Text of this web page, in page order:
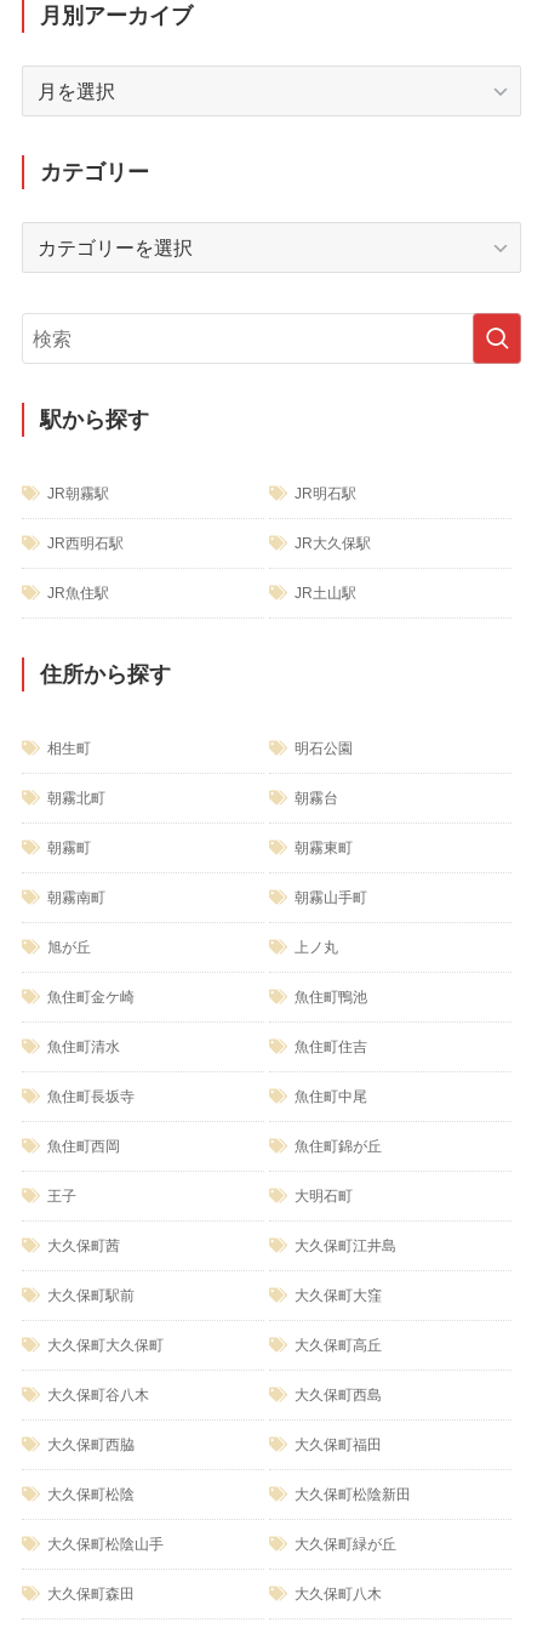
月別アーカイブ
イ
ブ
カテゴリー
リ
ー
駅から探す
JR朝霧駅 JR明石駅
JR西明石駅 JR大久保駅
JR魚住駅 JR土山駅
住所から探す
相生町 明石公園
朝霧北町 朝霧台
朝霧町 朝霧東町
朝霧南町 朝霧山手町
旭が丘 上ノ丸
魚住町金ケ崎 魚住町鴨池
魚住町清水 魚住町住吉
魚住町長坂寺 魚住町中尾
魚住町西岡 魚住町錦が丘
王子 大明石町
大久保町茜 大久保町江井島
大久保町駅前 大久保町大窪
大久保町大久保町 大久保町高丘
大久保町谷八木 大久保町西島
大久保町西脇 大久保町福田
大久保町松陰 大久保町松陰新田
大久保町松陰山手 大久保町緑が丘
大久保町森田 大久保町八木